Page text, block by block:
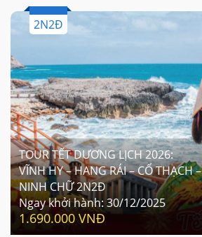
TOUR TẾT DƯƠNG LỊCH 2026:
VĨNH HY – HANG RÁI – CỔ THẠCH –
NINH CHỮ 2N2Đ
Ngay khởi hành:30/12/2025
1.690.000 VNĐ
2N1Đ